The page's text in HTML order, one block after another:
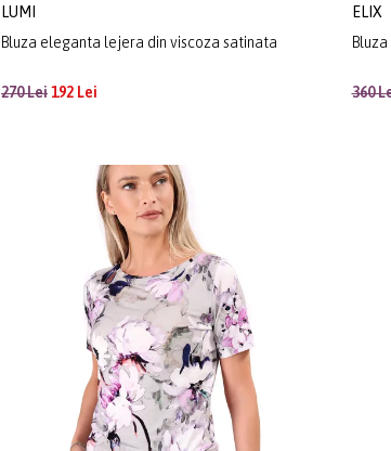
LUMI
Bluza eleganta lejera din viscoza satinata
270 Lei192 Lei
ELIX
360